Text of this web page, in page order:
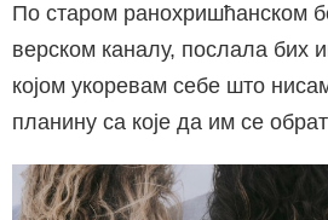
По старом ранохришћанском
верском каналу, послала бих
којом укоревам себе што
планину са које да им се